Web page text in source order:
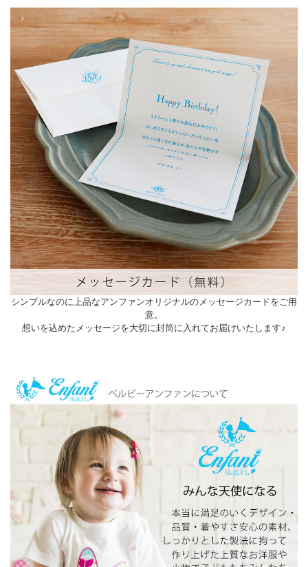
シンプルなのに上品なアンファンオリジナルのメッセージカードをご用
意。
想いを込めたメッセージを大切に封筒に入れてお届けいたします♪